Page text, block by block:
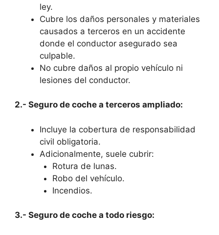
ley.
Cubre los daños personales y materiales
causados a terceros en un accidente
donde el conductor asegurado sea
culpable.
No cubre daños al propio vehículo ni
lesiones del conductor.
2.- Seguro de coche a terceros ampliado:
Incluye la cobertura de responsabilidad
civil obligatoria.
Adicionalmente, suele cubrir:
Rotura de lunas.
Robo del vehículo.
Incendios.
3.- Seguro de coche a todo riesgo: